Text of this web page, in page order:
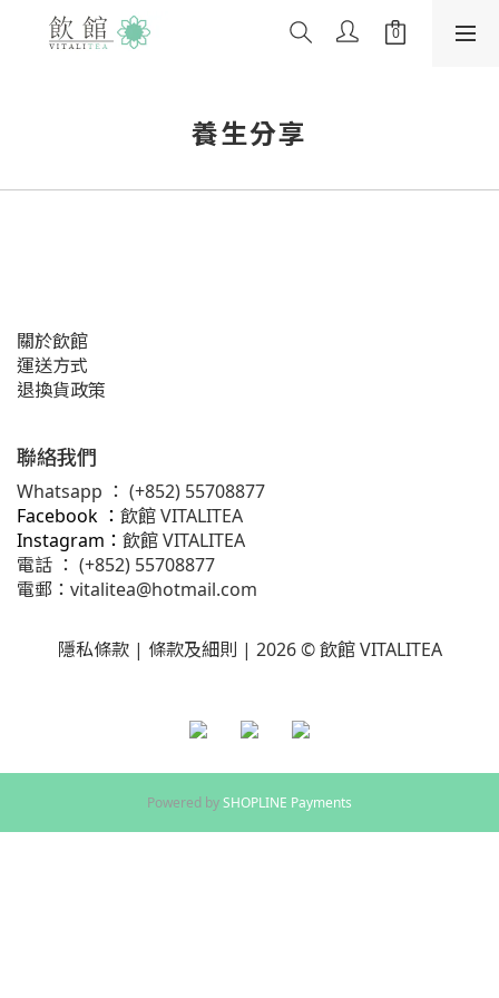
養生分享
關於飲館
運送方式
退換貨政策
聯絡我們
Whatsapp ： (+852) 55708877
Facebook ： 飲館 VITALITEA
Instagram： 飲館 VITALITEA
電話 ： (+852) 55708877
電郵： vitalitea@hotmail.com
隱私條款 | 條款及細則 | 2026 © 飲館 VITALITEA
Powered bySHOPLINE Payments